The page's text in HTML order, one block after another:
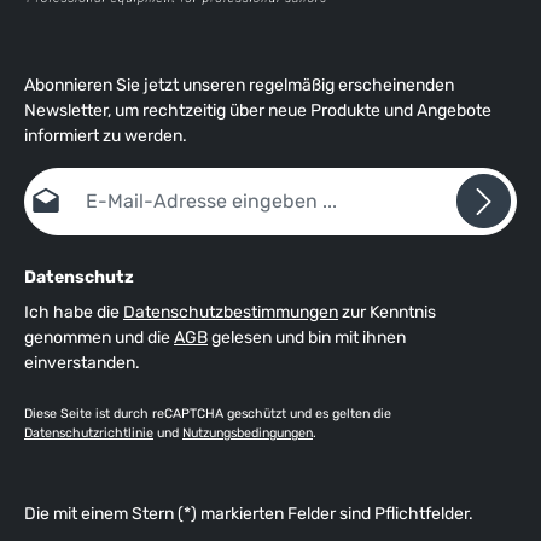
Abonnieren Sie jetzt unseren regelmäßig erscheinenden
Newsletter, um rechtzeitig über neue Produkte und Angebote
informiert zu werden.
E-Mail-Adresse*
Datenschutz
Ich habe die Datenschutzbestimmungenzur Kenntnis
genommen und dieAGBgelesen und bin mit ihnen
einverstanden.
Diese Seite ist durch reCAPTCHA geschützt und es gelten die
Datenschutzrichtlinie und Nutzungsbedingungen.
Die mit einem Stern (*) markierten Felder sind Pflichtfelder.